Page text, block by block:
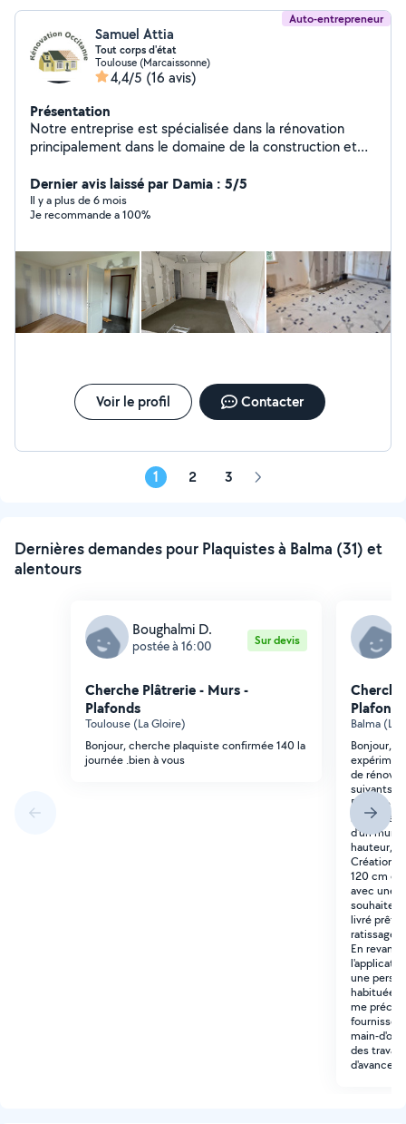
Auto-entrepreneur
Samuel Attia
Tout corps d'état
Toulouse (Marcaissonne)
4,4/5 (16 avis)
Présentation
Notre entreprise est spécialisée dans la rénovation
principalement dans le domaine de la construction et
travaux d'isolation thermique et acoustique en utilisant
des matériaux spécifiques, on offre des services de
haute qualité pour la réalisation de projet résidentiels,
professionnels expérimentés et compétents qui
assurent un travail soigné et une finition irréprochable,
nous soucieux de la satisfaction de nos clients et on
s'engage à fournir des prestations de qualité dans les
délais convenus.
Dernier avis laissé par Damia : 5/5
Il y a plus de 6 mois
Je recommande a 100%
Voir le profil Contacter
1 2 3 Page
Dernières demandes pour Plaquistes à Balma (31) et
alentours
Boughalmi D.
postée à 16:00 Sur devis
Cherche Plâtrerie - Murs -
Plafonds
Toulouse (La Gloire)
Bonjour, cherche plaquiste confirmée 140 la
journée .bien à vous
Plafonds
Balma (Le
Bonjour,
de
suivants :
BA13 de
retombée
d'un mur
hauteur,
Création
120 cm
avec une
souhaite
livré prêt
ratissage
En
une
habituée
me
fournissez
main-
des
d'avance